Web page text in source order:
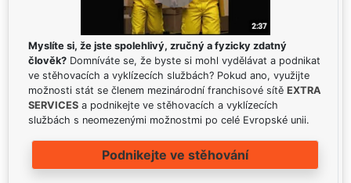
Myslíte si, že jste spolehlivý, zručný a fyzicky zdatný
člověk? Domníváte se, že byste si mohl vydělávat a podnikat
ve stěhovacích a vyklízecích službách? Pokud ano, využijte
možnosti stát se členem mezinárodní franchisové sítě EXTRA
SERVICES a podnikejte ve stěhovacích a vyklízecích
službách s neomezenými možnostmi po celé Evropské unii.
Podnikejte ve stěhování